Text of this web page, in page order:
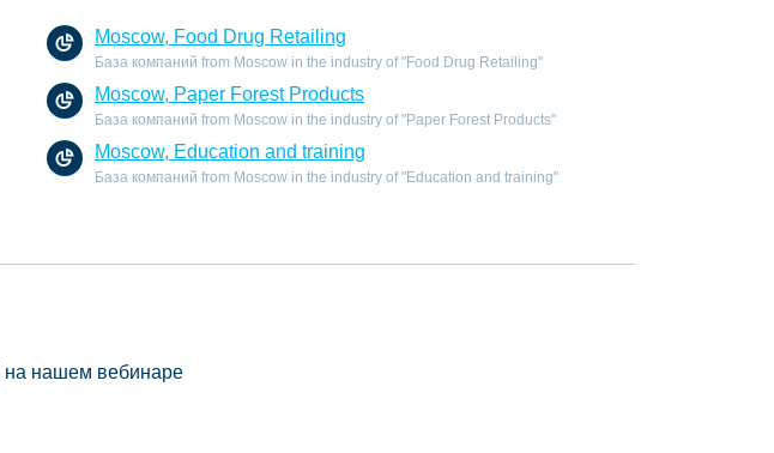
Moscow, Food Drug Retailing
База компаний from Moscow in the industry of "Food Drug Retailing"
Moscow, Paper Forest Products
База компаний from Moscow in the industry of "Paper Forest Products"
Moscow, Education and training
База компаний from Moscow in the industry of "Education and training"
на нашем вебинаре